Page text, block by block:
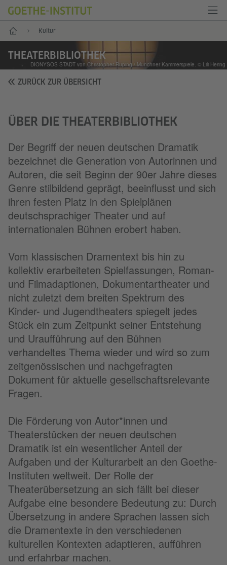
Start Kultur
THEATERBIBLIOTHEK
DIONYSOS STADT von Christopher Rüping / Münchner Kammerspiele. © Lili Hering
ZURÜCK ZUR ÜBERSICHT
ÜBER DIE THEATERBIBLIOTHEK
Der Begriff der neuen deutschen Dramatik
bezeichnet die Generation von Autorinnen und
Autoren, die seit Beginn der 90er Jahre dieses
Genre stilbildend geprägt, beeinflusst und sich
ihren festen Platz in den Spielplänen
deutschsprachiger Theater und auf
internationalen Bühnen erobert haben.
Vom klassischen Dramentext bis hin zu
kollektiv erarbeiteten Spielfassungen, Roman-
und Filmadaptionen, Dokumentartheater und
nicht zuletzt dem breiten Spektrum des
Kinder- und Jugendtheaters spiegelt jedes
Stück ein zum Zeitpunkt seiner Entstehung
und Uraufführung auf den Bühnen
verhandeltes Thema wieder und wird so zum
zeitgenössischen und nachgefragten
Dokument für aktuelle gesellschaftsrelevante
Fragen.
Die Förderung von Autor*innen und
Theaterstücken der neuen deutschen
Dramatik ist ein wesentlicher Anteil der
Aufgaben und der Kulturarbeit an den Goethe-
Instituten weltweit. Der Rolle der
Theaterübersetzung an sich fällt bei dieser
Aufgabe eine besondere Bedeutung zu: Durch
Übersetzung in andere Sprachen lassen sich
die Dramentexte in den verschiedenen
kulturellen Kontexten adaptieren, aufführen
und erfahrbar machen.